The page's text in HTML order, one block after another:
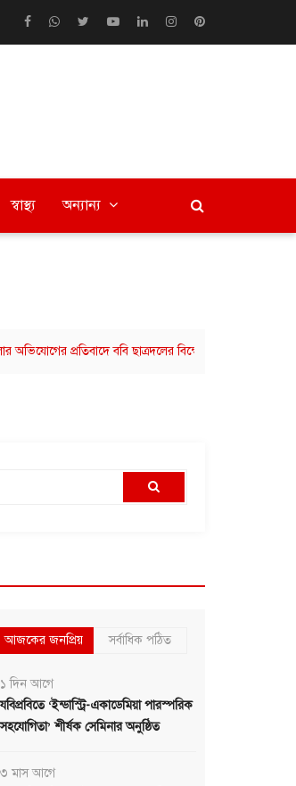
স্বাস্থ্য অন্যান্য
প্রতিবাদে ববি ছাত্রদলের বিক্ষোভ মিছিল
আজকের জনপ্রিয় সর্বাধিক পঠিত
১ দিন আগে
যবিপ্রবিতে ‘ইন্ডাস্ট্রি-একাডেমিয়া পারস্পরিক
সহযোগিতা’ শীর্ষক সেমিনার অনুষ্ঠিত
৩ মাস আগে